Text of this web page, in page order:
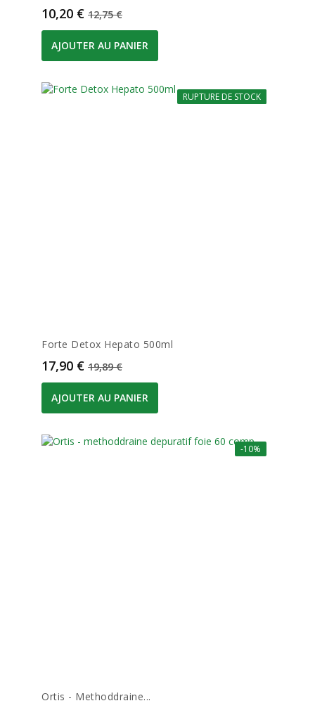
Prix
10,20 € Prix de base
12,75 €
AJOUTER AU PANIER
-10%
RUPTURE DE STOCK
Forte Detox Hepato 500ml
Prix
17,90 € Prix de base
19,89 €
AJOUTER AU PANIER
-10%
Ortis - Methoddraine...